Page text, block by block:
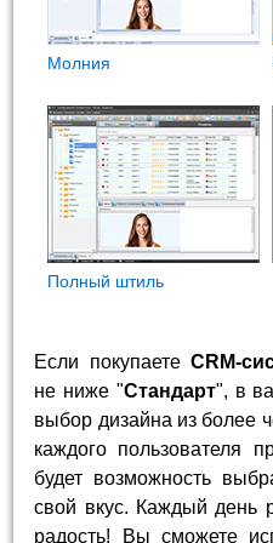
Молния
Полный штиль
Если покупаете CRM-
не ниже "Стандарт", в
выбор дизайна из более
каждого пользователя
будет возможность
свой вкус. Каждый день
радость! Вы сможете